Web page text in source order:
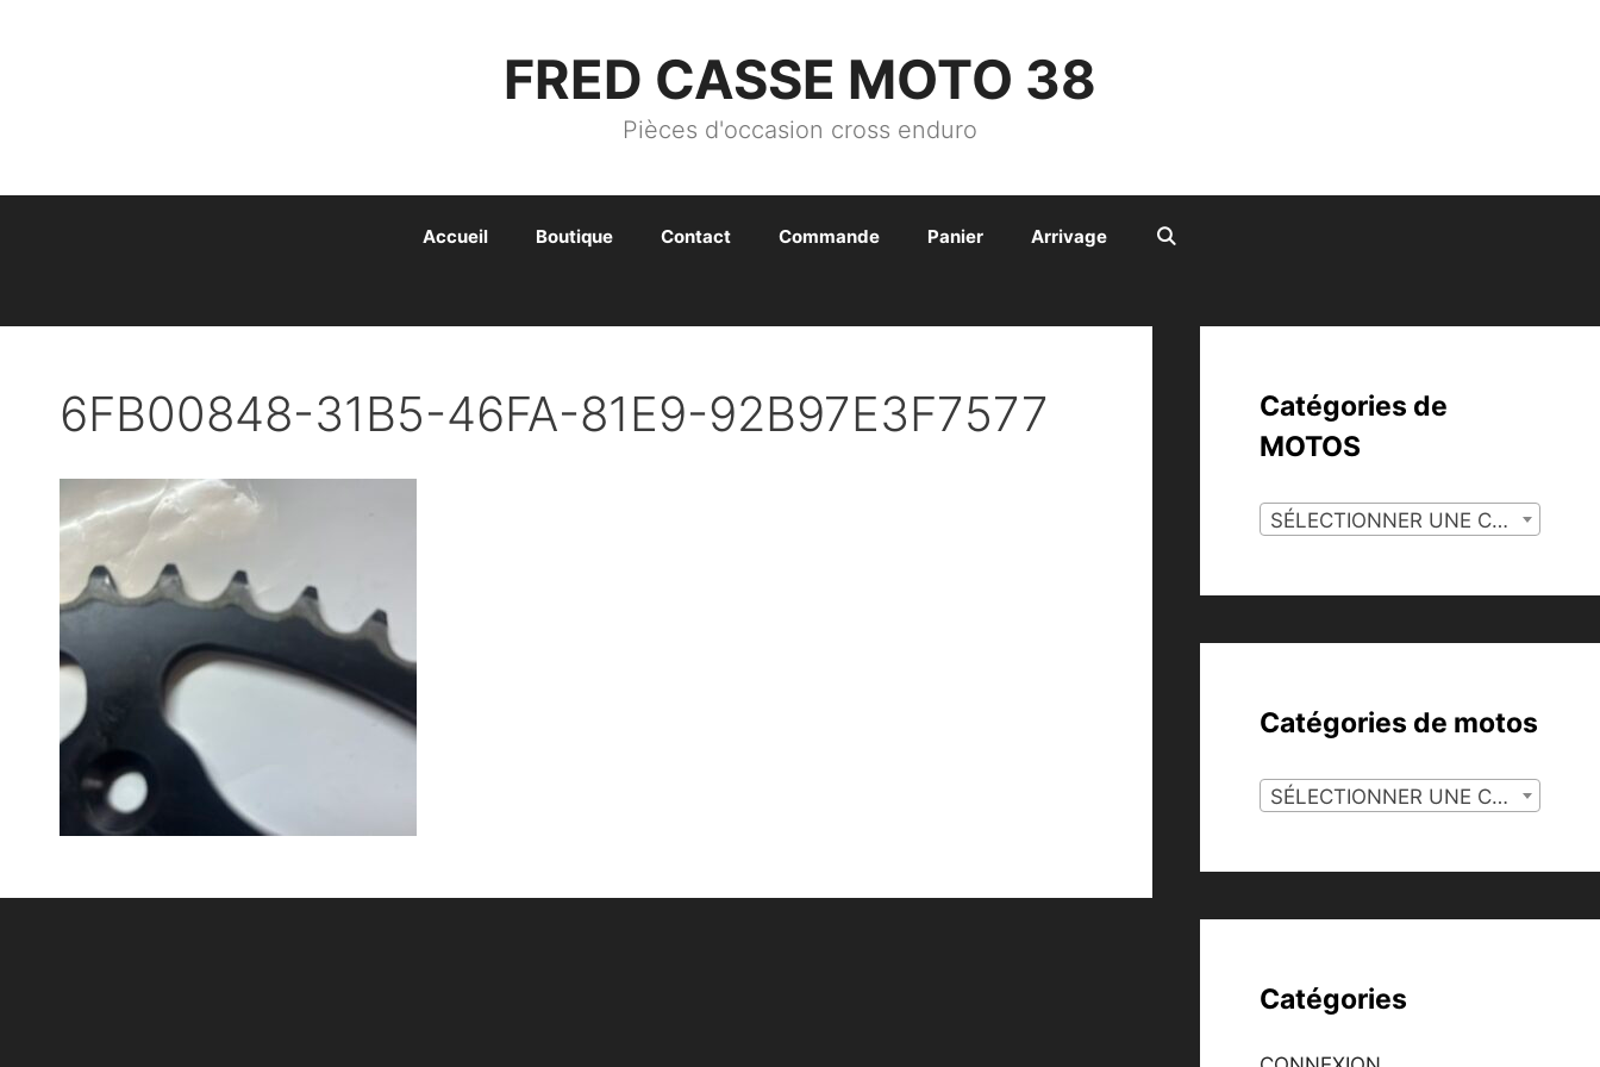
FRED CASSE MOTO 38
Pièces d'occasion cross enduro
Accueil Boutique Contact Commande Panier Arrivage
6FB00848-31B5-46FA-81E9-92B97E3F7577
Catégories de
MOTOS
SÉLECTIONNER UNE CATÉGORIE
Catégories de motos
SÉLECTIONNER UNE CATÉGORIE
Catégories